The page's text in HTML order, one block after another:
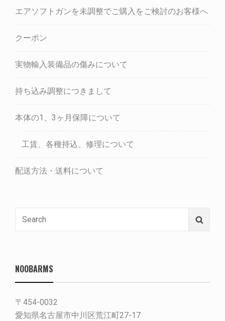
エアソフトガンを未調整でご購入をご検討のお客様へ
クーポン
実物輸入装備品の傷みについて
持ち込み調整につきまして
本体の1、3ヶ月保障について
工賃、各種持込、修理について
配送方法・送料について
NOOBARMS
〒454-0032
愛知県名古屋市中川区荒江町27-17